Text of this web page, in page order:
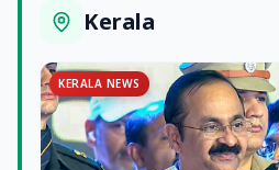
Kerala
KERALA NEWS